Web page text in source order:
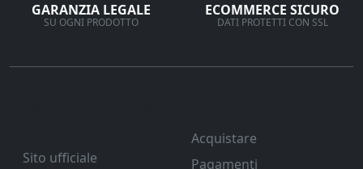
GARANZIA LEGALE
SU OGNI PRODOTTO
ECOMMERCE SICURO
DATI PROTETTI CON SSL
Sito ufficiale
Acquistare
Pagamenti